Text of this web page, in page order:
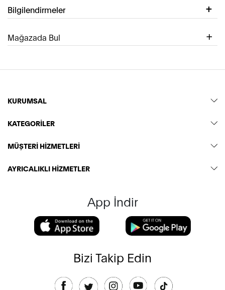
Bilgilendirmeler
Mağazada Bul
KURUMSAL
KATEGORİLER
MÜŞTERİ HİZMETLERİ
AYRICALIKLI HİZMETLER
App İndir
Bizi Takip Edin